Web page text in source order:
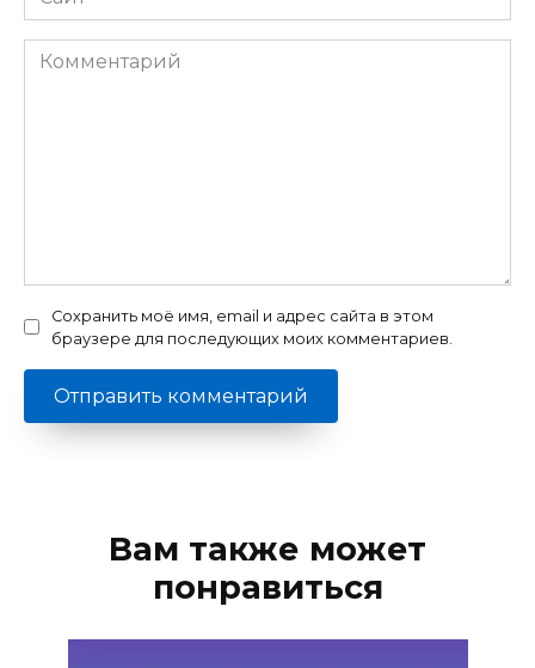
Комментарий
Сохранить моё имя, email и адрес сайта в этом
браузере для последующих моих комментариев.
Вам также может
понравиться